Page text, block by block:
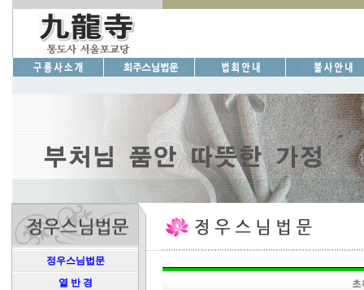
정우스님법문
열 반 경
초